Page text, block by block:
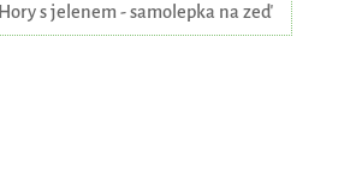
Hory s jelenem - samolepka na zeď